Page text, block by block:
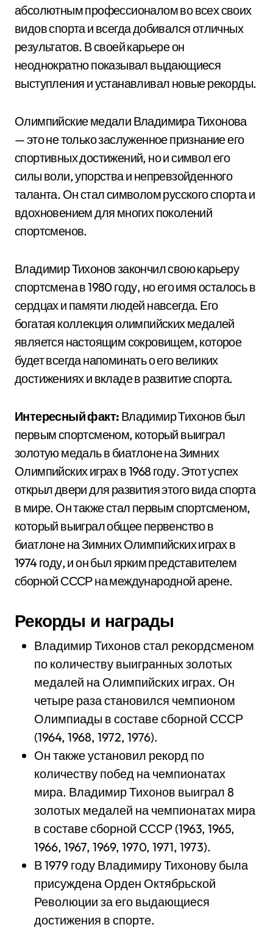
абсолютным профессионалом во всех своих
видов спорта и всегда добивался отличных
результатов. В своей карьере он
неоднократно показывал выдающиеся
выступления и устанавливал новые рекорды.
Олимпийские медали Владимира Тихонова
— это не только заслуженное признание его
спортивных достижений, но и символ его
силы воли, упорства и непревзойденного
таланта. Он стал символом русского спорта и
вдохновением для многих поколений
спортсменов.
Владимир Тихонов закончил свою карьеру
спортсмена в 1980 году, но его имя осталось в
сердцах и памяти людей навсегда. Его
богатая коллекция олимпийских медалей
является настоящим сокровищем, которое
будет всегда напоминать о его великих
достижениях и вкладе в развитие спорта.
Интересный факт: Владимир Тихонов был
первым спортсменом, который выиграл
золотую медаль в биатлоне на Зимних
Олимпийских играх в 1968 году. Этот успех
открыл двери для развития этого вида спорта
в мире. Он также стал первым спортсменом,
который выиграл общее первенство в
биатлоне на Зимних Олимпийских играх в
1974 году, и он был ярким представителем
сборной СССР на международной арене.
Рекорды и награды
Владимир Тихонов стал рекордсменом
по количеству выигранных золотых
медалей на Олимпийских играх. Он
четыре раза становился чемпионом
Олимпиады в составе сборной СССР
(1964, 1968, 1972, 1976).
Он также установил рекорд по
количеству побед на чемпионатах
мира. Владимир Тихонов выиграл 8
золотых медалей на чемпионатах мира
в составе сборной СССР (1963, 1965,
1966, 1967, 1969, 1970, 1971, 1973).
В 1979 году Владимиру Тихонову была
присуждена Орден Октябрьской
Революции за его выдающиеся
достижения в спорте.